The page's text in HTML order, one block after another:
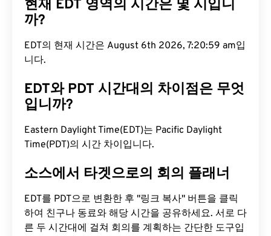
현재 EDT 영역의 시간은 몇 시입니
까?
EDT의 현재 시간은 August 6th 2026, 7:21:00 am입
니다.
EDT와 PDT 시간대의 차이점은 무엇
입니까?
Eastern Daylight Time(EDT)는 Pacific Daylight
Time(PDT)의 시간 차이입니다.
소스에서 타겟으로의 회의 플래너
EDT를 PDT으로 변환한 후 "링크 복사" 버튼을 클릭
하여 친구나 동료와 해당 시간을 공유하세요. 서로 다
른 두 시간대에 걸쳐 회의를 계획하는 간단한 도구입